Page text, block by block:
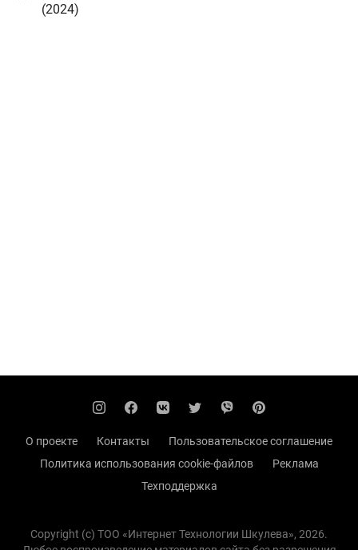
(2024)
О проекте Контакты
Пользовательское соглашение
Политика использования cookie-файлов
Реклама
Техподдержка
Copyright (с) TOO «Интернет Технологии Шкулева», 2026.